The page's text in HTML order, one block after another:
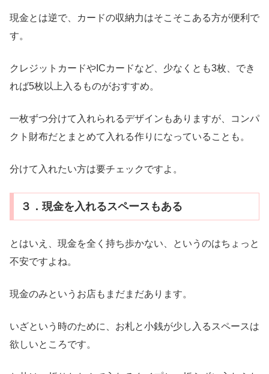
現金とは逆で、カードの収納力はそこそこある方が便利で
す。
クレジットカードやICカードなど、少なくとも3枚、でき
れば5枚以上入るものがおすすめ。
一枚ずつ分けて入れられるデザインもありますが、コンパ
クト財布だとまとめて入れる作りになっていることも。
分けて入れたい方は要チェックですよ。
３．現金を入れるスペースもある
とはいえ、現金を全く持ち歩かない、というのはちょっと
不安ですよね。
現金のみというお店もまだまだあります。
いざという時のために、お札と小銭が少し入るスペースは
欲しいところです。